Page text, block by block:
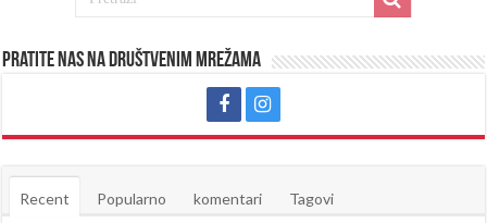
Pratite nas na društvenim mrežama
Recent Popularno komentari Tagovi